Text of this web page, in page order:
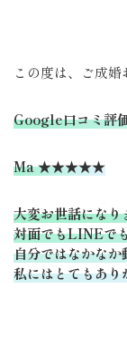
この度は、ご成
Google口コミ評
Ma ★★★★★
大変お世話になり
対面でもLINEで
自分ではなかなか
私にはとてもあ